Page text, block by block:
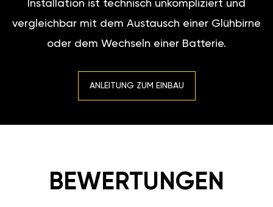
Installation ist technisch unkompliziert und
vergleichbar mit dem Austausch einer Glühbirne
oder dem Wechseln einer Batterie.
ANLEITUNG ZUM EINBAU
BEWERTUNGEN